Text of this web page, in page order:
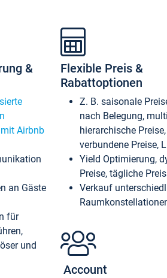
&
Airbnb
an Gäste
für
und
Flexible Preis &
Rabattoptionen
Z. B. saisonale
nach Belegung,
hierarchische Preise,
verbundene Preise,
Yield Optimierung,
Preise, tägliche
Verkauf
Account